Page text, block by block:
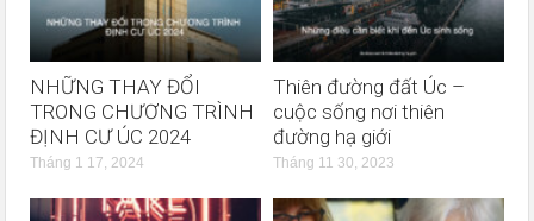
NHỮNG THAY ĐỔI
TRONG CHƯƠNG TRÌNH
ĐỊNH CƯ ÚC 2024
Tháng 1 17, 2024
Thiên đường đất Úc –
cuộc sống nơi thiên
đường hạ giới
Tháng 11 30, 2023